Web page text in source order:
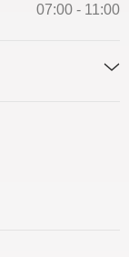
07:00 - 11:00